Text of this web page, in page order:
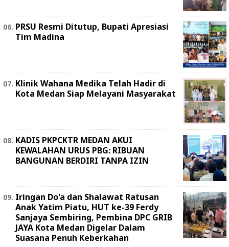
PRSU Resmi Ditutup, Bupati Apresiasi
Tim Madina
Klinik Wahana Medika Telah Hadir di
Kota Medan Siap Melayani Masyarakat
KADIS PKPCKTR MEDAN AKUI
KEWALAHAN URUS PBG: RIBUAN
BANGUNAN BERDIRI TANPA IZIN
Iringan Do'a dan Shalawat Ratusan
Anak Yatim Piatu, HUT ke-39 Ferdy
Sanjaya Sembiring, Pembina DPC GRIB
JAYA Kota Medan Digelar Dalam
Suasana Penuh Keberkahan